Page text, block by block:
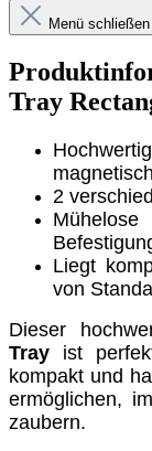
Menü schließen
Tray
2
Liegt
von
Dieser
Tray ist
kompakt und
ermöglichen,
zaubern.